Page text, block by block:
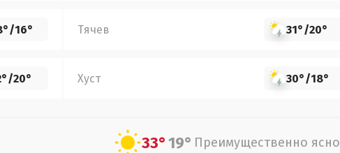
/16° Тячев 31°/20°
/20° Хуст 30°/18°
33°19° Преимущественно ясно